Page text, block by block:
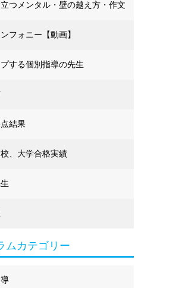
つメンタル・壁の越え方・作文
フォニー【動画】
する個別指導の先生
結果
、大学合格実績
ムカテゴリー